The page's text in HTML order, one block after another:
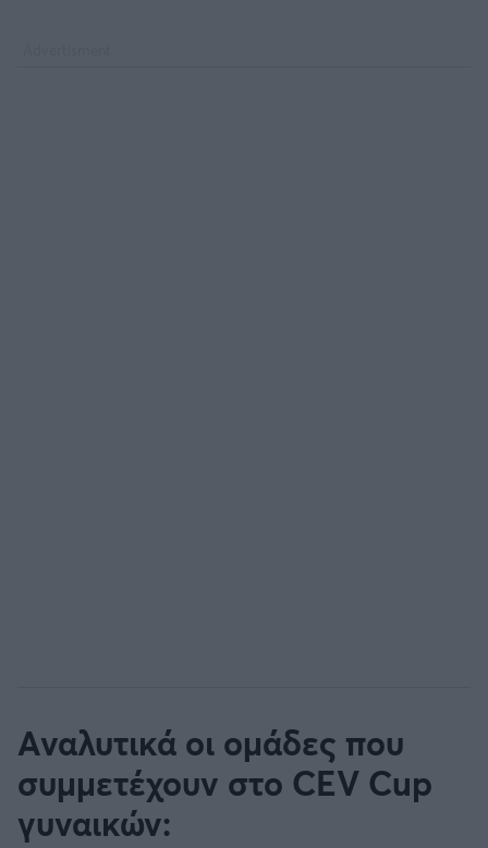
Αναλυτικά οι ομάδες που
συμμετέχουν στο CEV Cup
γυναικών: